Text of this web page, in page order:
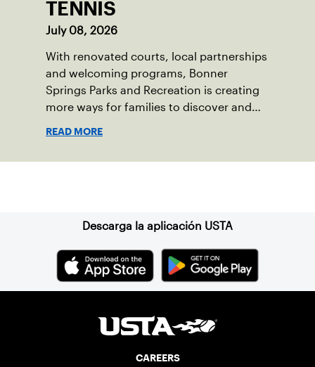
TENNIS
July 08, 2026
With renovated courts, local partnerships
and welcoming programs, Bonner
Springs Parks and Recreation is creating
more ways for families to discover and
READ MORE
Descarga la aplicación USTA
CAREERS